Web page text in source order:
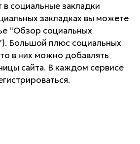
в социальные закладки
закладках вы можете
“Обзор социальных
Большой плюс социальных
в них можно добавлять
сайта. В каждом сервисе